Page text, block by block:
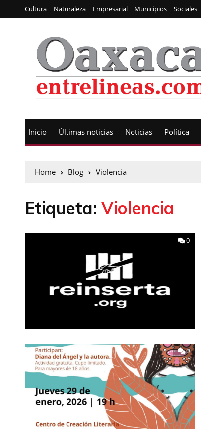
Cultura Naturaleza Empresarial Municipios Sociales
Inicio Últimas noticias Noticias Política
Home Blog Violencia
Etiqueta:Violencia
0
0